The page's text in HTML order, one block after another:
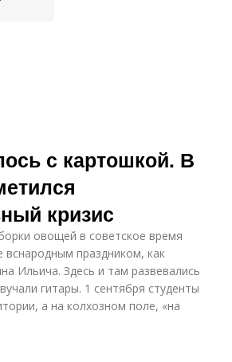
с картошкой. В
кризис
овощей в советское время
вснародным праздником, как
Ильича. Здесь и там развевались
гитары. 1 сентября студенты
а на колхозном поле, «на